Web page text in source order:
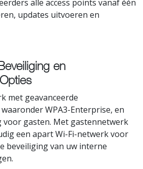
alle access points vanaf één
updates uitvoeren en
en
met geavanceerde
WPA3-Enterprise, en
voor gasten. Met gastennetwerk
een apart Wi-Fi-netwerk voor
beveiliging van uw interne